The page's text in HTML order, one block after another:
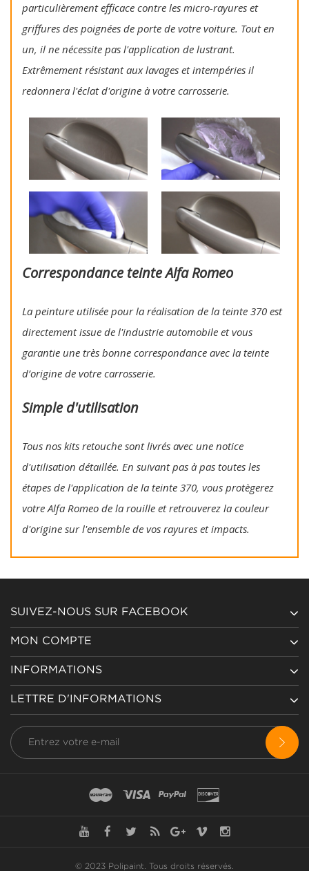
particulièrement efficace contre les micro-rayures et
griffures des poignées de porte de votre voiture. Tout en
un, il ne nécessite pas l'application de lustrant.
Extrêmement résistant aux lavages et intempéries il
redonnera l'éclat d'origine à votre carrosserie.
Correspondance teinte Alfa Romeo
La peinture utilisée pour la réalisation de la teinte 370 est
directement issue de l'industrie automobile et vous
garantie une très bonne correspondance avec la teinte
d’origine de votre carrosserie.
Simple d'utilisation
Tous nos kits retouche sont livrés avec une notice
d'utilisation détaillée. En suivant pas à pas toutes les
étapes de l'application de la teinte 370, vous protègerez
votre Alfa Romeo de la rouille et retrouverez la couleur
d'origine sur l'ensemble de vos rayures et impacts.
SUIVEZ-NOUS SUR FACEBOOK
MON COMPTE
INFORMATIONS
LETTRE D'INFORMATIONS
© 2023 Polipaint. Tous droits réservés.